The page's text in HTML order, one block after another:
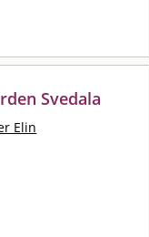
Svedala
Elin